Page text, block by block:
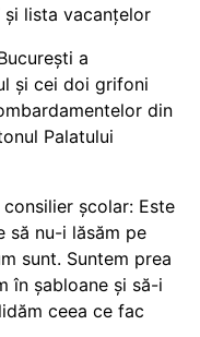
lista vacanțelor
a
și cei doi grifoni
din
Palatului
școlar: Este
să nu-i lăsăm pe
sunt. Suntem prea
în șabloane și să-i
ceea ce fac